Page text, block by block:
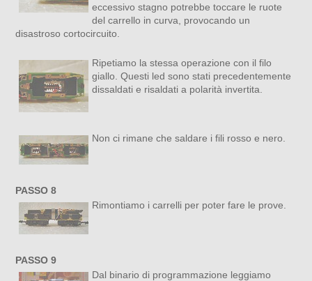
eccessivo stagno potrebbe toccare le ruote
del carrello in curva, provocando un
disastroso cortocircuito.
Ripetiamo la stessa operazione con il filo
giallo. Questi led sono stati precedentemente
dissaldati e risaldati a polarità invertita.
Non ci rimane che saldare i fili rosso e nero.
PASSO 8
Rimontiamo i carrelli per poter fare le prove.
PASSO 9
Dal binario di programmazione leggiamo